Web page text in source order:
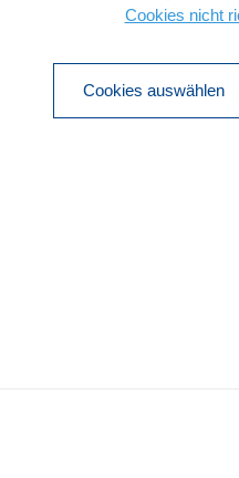
Cookies nicht
Cookies auswählen